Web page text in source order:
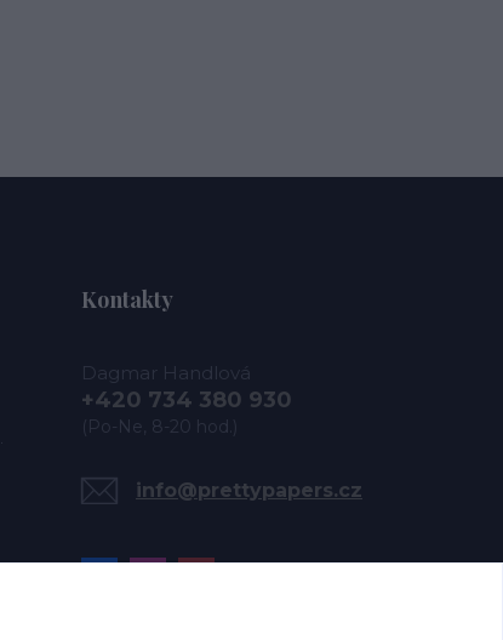
Kontakty
Dagmar Handlová
+420 734 380 930
(Po-Ne, 8-20 hod.)
info@prettypapers.cz